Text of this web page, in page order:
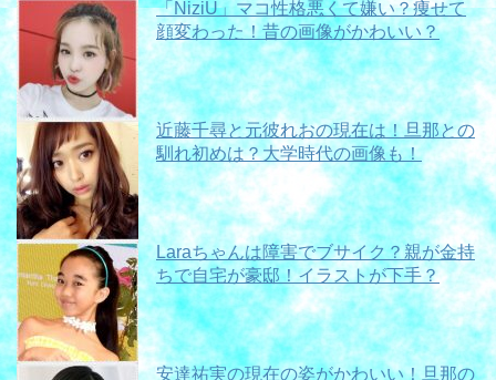
「NiziU」マコ性格悪くて嫌い？痩せて
顔変わった！昔の画像がかわいい？
近藤千尋と元彼れおの現在は！旦那との
馴れ初めは？大学時代の画像も！
Laraちゃんは障害でブサイク？親が金持
ちで自宅が豪邸！イラストが下手？
安達祐実の現在の姿がかわいい！旦那の